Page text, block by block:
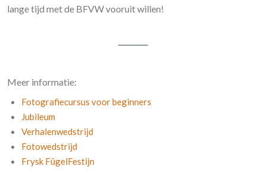
lange tijd met de BFVW vooruit willen!
Meer informatie:
Fotografiecursus voor beginners
Jubileum
Verhalenwedstrijd
Fotowedstrijd
Frysk FûgelFestijn